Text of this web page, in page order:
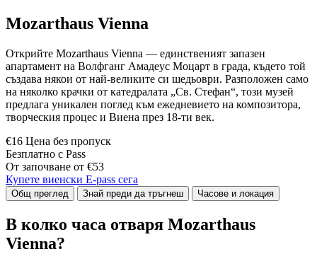
Mozarthaus Vienna
Открийте Mozarthaus Vienna — единственият запазен
апартамент на Волфганг Амадеус Моцарт в града, където той
създава някои от най-великите си шедьоври. Разположен само
на няколко крачки от катедралата „Св. Стефан“, този музей
предлага уникален поглед към ежедневието на композитора,
творческия процес и Виена през 18-ти век.
€16 Цена без пропуск
Безплатно с Pass
От започване от €53
Купете виенски E-pass сега
Общ преглед Знай преди да тръгнеш Часове и локация
В колко часа отваря Mozarthaus
Vienna?